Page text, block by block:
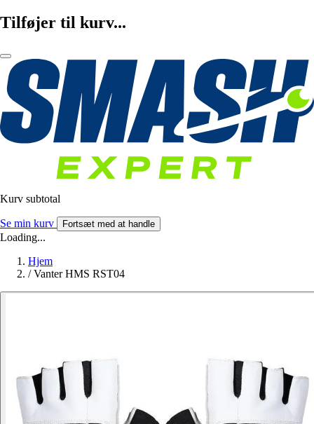
Tilføjer til kurv...
Kurv subtotal
Se min kurv Fortsæt med at handle
Loading...
Hjem
/ Vanter HMS RST04